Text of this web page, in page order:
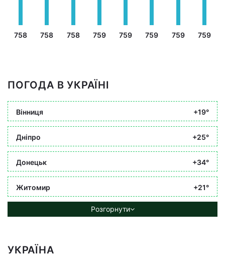
758 758 758 759 759 759 759 759
ПОГОДА В УКРАЇНІ
Вінниця +19°
Дніпро +25°
Донецьк +34°
Житомир +21°
Розгорнути
УКРАЇНА